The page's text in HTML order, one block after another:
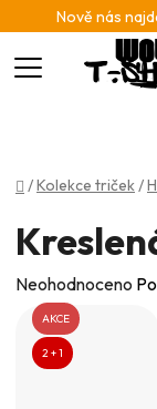
Nově nás
Domů
/Kolekce triček/
Průměrné
hodnocení
produktu
Neohodnoceno
AKCE
2 + 1